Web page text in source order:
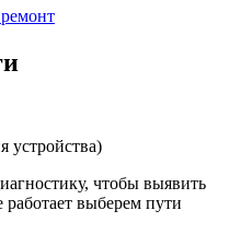
устройства)
чтобы выявить
выберем пути